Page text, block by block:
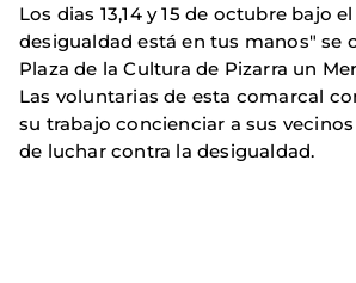
Los dias 13,14 y 15 de octubre bajo
desigualdad está en tus manos" se
Plaza de la Cultura de Pizarra un
Las voluntarias de esta comarcal
su trabajo concienciar a sus
de luchar contra la desigualdad.